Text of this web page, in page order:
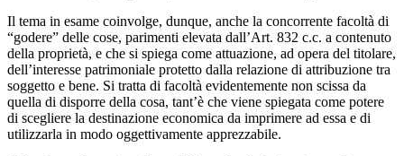
Il tema in esame coinvolge, dunque, anche la concorrente facoltà di
“godere” delle cose, parimenti elevata dall’Art. 832 c.c. a contenuto
della proprietà, e che si spiega come attuazione, ad opera del titolare,
dell’interesse patrimoniale protetto dalla relazione di attribuzione tra
soggetto e bene. Si tratta di facoltà evidentemente non scissa da
quella di disporre della cosa, tant’è che viene spiegata come potere
di scegliere la destinazione economica da imprimere ad essa e di
utilizzarla in modo oggettivamente apprezzabile.